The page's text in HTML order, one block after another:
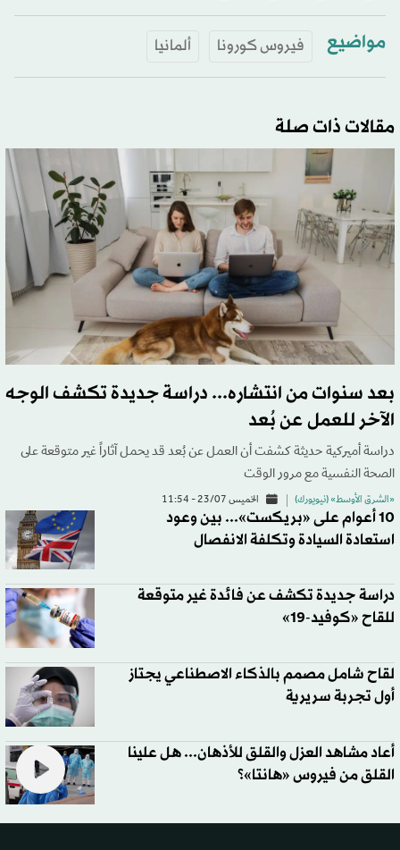
مواضيع فيروس كورونا ألمانيا
مقالات ذات صلة
بعد سنوات من انتشاره... دراسة جديدة تكشف الوجه
الآخر للعمل عن بُعد
دراسة أميركية حديثة كشفت أن العمل عن بُعد قد يحمل آثاراً غير متوقعة على
الصحة النفسية مع مرور الوقت
«الشرق الأوسط» (نيويورك) الخميس 23/07 - 11:54
10 أعوام على «بريكست»... بين وعود
استعادة السيادة وتكلفة الانفصال
دراسة جديدة تكشف عن فائدة غير متوقعة
للقاح «كوفيد-19»
لقاح شامل مصمم بالذكاء الاصطناعي يجتاز
أول تجربة سريرية
أعاد مشاهد العزل والقلق للأذهان... هل علينا
القلق من فيروس «هانتا»؟